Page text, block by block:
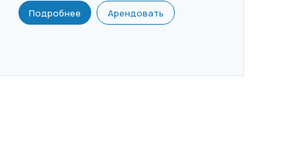
Подробнее Арендовать